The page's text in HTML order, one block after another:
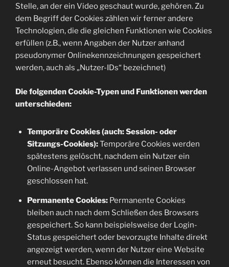
Stelle, an der ein Video geschaut wurde, gehören. Zu
dem Begriff der Cookies zählen wir ferner andere
Technologien, die die gleichen Funktionen wie Cookies
erfüllen (z.B., wenn Angaben der Nutzer anhand
pseudonymer Onlinekennzeichnungen gespeichert
werden, auch als „Nutzer-IDs“ bezeichnet)
Die folgenden Cookie-Typen und Funktionen werden
unterschieden:
Temporäre Cookies (auch: Session- oder
Sitzungs-Cookies):Temporäre Cookies werden
spätestens gelöscht, nachdem ein Nutzer ein
Online-Angebot verlassen und seinen Browser
geschlossen hat.
Permanente Cookies:Permanente Cookies
bleiben auch nach dem Schließen des Browsers
gespeichert. So kann beispielsweise der Login-
Status gespeichert oder bevorzugte Inhalte direkt
angezeigt werden, wenn der Nutzer eine Website
erneut besucht. Ebenso können die Interessen von